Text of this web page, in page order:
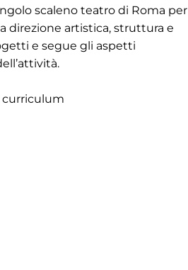
scaleno teatro di Roma per
direzione artistica, struttura e
e segue gli aspetti
curriculum